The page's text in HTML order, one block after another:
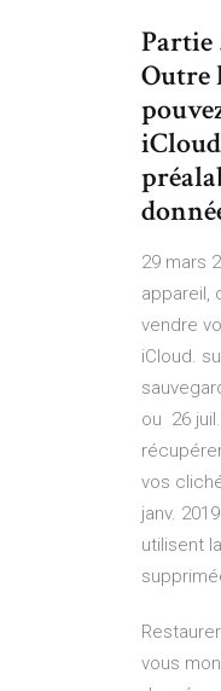
Partie
Outre
29 mars
appareil,
vendre
iCloud.
ou 26
vos
janv.
utilisent
vous